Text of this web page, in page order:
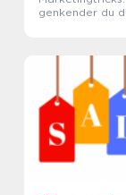
genkender du